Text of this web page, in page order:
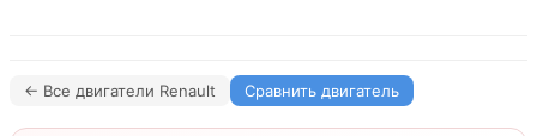
← Все двигатели Renault Сравнить двигатель